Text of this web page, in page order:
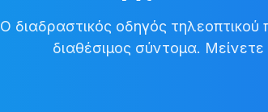
Ο διαδραστικός οδηγός τηλεοπτικού
διαθέσιμος σύντομα. Μείνετε